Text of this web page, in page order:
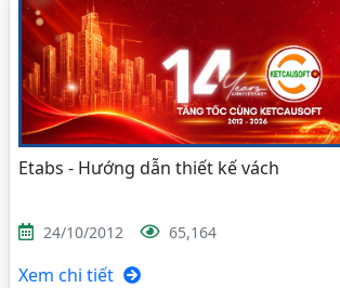
Etabs - Hướng dẫn thiết kế vách
24/10/2012 65,164
Xem chi tiết